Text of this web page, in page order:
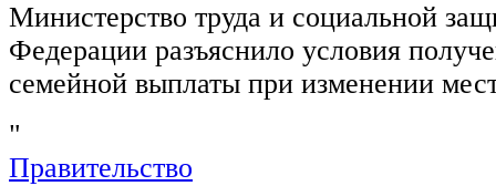
Министерство труда и социальной
Федерации разъяснило условия
семейной выплаты при изменении
"
Правительство